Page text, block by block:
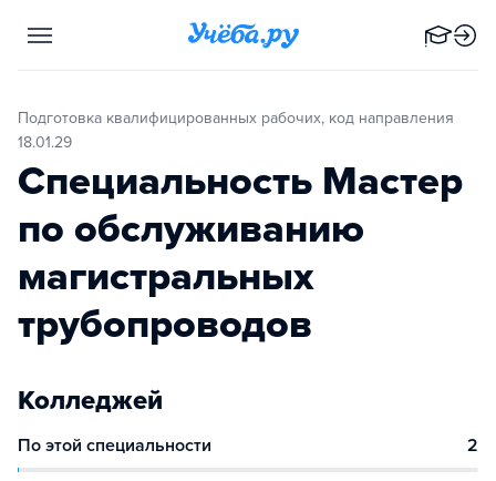
Подготовка квалифицированных рабочих, код направления
18.01.29
Специальность Мастер
по обслуживанию
магистральных
трубопроводов
Колледжей
По этой специальности 2